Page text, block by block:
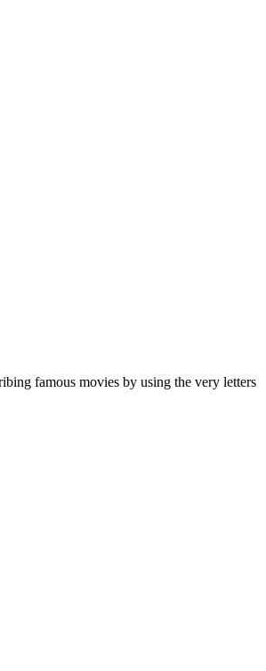
famous movies by using the very letters